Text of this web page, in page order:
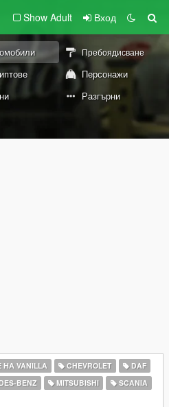
Show Adult Вход
Пребоядисване
Персонажи
Разгърни
VANILLA CHEVROLET
DAF
BENZ MITSUBISHI
SCANIA